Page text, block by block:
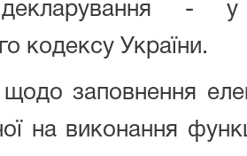
-
кодексу України.
щодо заповнення
на виконання